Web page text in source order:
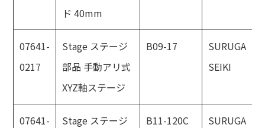
ド 40mm
07641-
0217
Stage ステージ
部品 手動アリ式
XYZ軸ステージ
B09-17
SURUGA
SEIKI
07641-
Stage ステージ
B11-120C
SURUGA